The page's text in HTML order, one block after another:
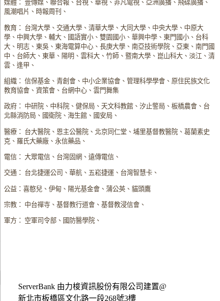
媒體： 壹傳媒、聯合報、台視、華視、非凡電視、亞洲廣播、飛碟廣播、
風潮唱片、時報周刊、
教育： 台灣大學、交通大學、清華大學、大同大學、中央大學、中原大
學、中興大學、輔大、國語實小、雙園國小、華興中學、東門國小、台科
大、明志、東吳、東海電算中心、長庚大學、南亞技術學院、亞東、南門國
中、台師大、東華、陽明、雲科大、竹師、暨南大學、崑山科大、淡江、清
雲、逢甲、
組織： 信保基金、青創會、中小企業協會、管理科學學會、原住民族文化
教育協會、資策會、台網中心、雲門舞集
政府： 中研院、中科院、健保局、天文科教館、汐止警局、板橋農會、台
北縣消防局、國衛院、海生館、國安局、
醫療： 台大醫院、恩主公醫院、北京同仁堂、埔里基督教醫院、葛蘭素史
克、羅氏大藥廠、永信藥品、
電信： 大眾電信、台灣固網、遠傳電信、
交通： 台北捷運公司、華航、五崧捷運、台灣智慧卡、
公益：喜憨兒、伊甸、陽光基金會、蒲公英、貓頭鷹
宗教： 中台禪寺、基督教行道會、基督教浸信會、
軍方： 空軍司令部、國防醫學院、
ServerBank 由力梭資訊股份有限公司建置@
新北市板橋區文化路一段268號3樓